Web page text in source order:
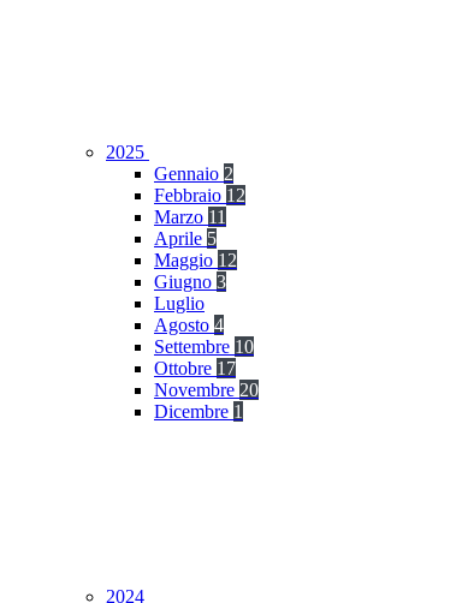
2025
Gennaio 2
Febbraio 12
Marzo 11
Aprile 5
Maggio 12
Giugno 3
Luglio
Agosto 4
Settembre 10
Ottobre 17
Novembre 20
Dicembre 1
2024